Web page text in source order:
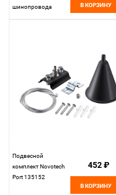
шинопровода
В КОРЗИНУ
Подвесной
комплект Novotech
Port 135152
452 ₽
В КОРЗИНУ